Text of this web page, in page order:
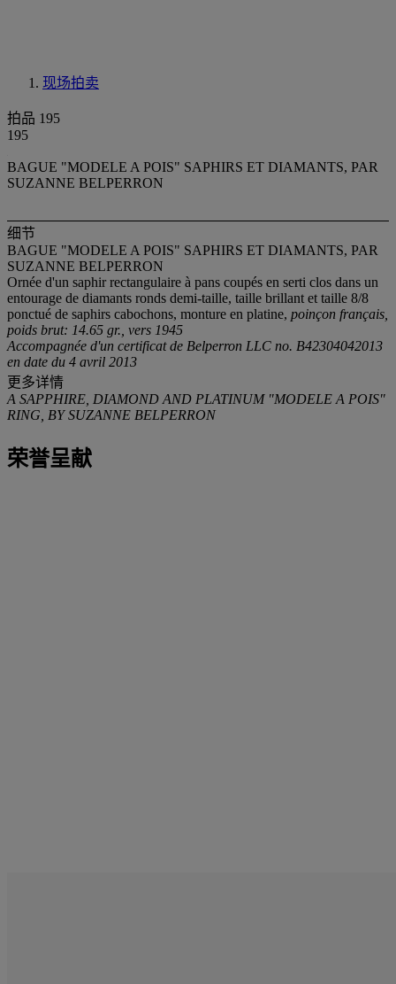
现场拍卖
拍品 195
195
BAGUE "MODELE A POIS" SAPHIRS ET DIAMANTS, PAR
SUZANNE BELPERRON
细节
BAGUE "MODELE A POIS" SAPHIRS ET DIAMANTS, PAR
SUZANNE BELPERRON
Ornée d'un saphir rectangulaire à pans coupés en serti clos dans un
entourage de diamants ronds demi-taille, taille brillant et taille 8/8
ponctué de saphirs cabochons, monture en platine, poinçon français,
poids brut: 14.65 gr., vers 1945
Accompagnée d'un certificat de Belperron LLC no. B42304042013
en date du 4 avril 2013
更多详情
A SAPPHIRE, DIAMOND AND PLATINUM "MODELE A POIS"
RING, BY SUZANNE BELPERRON
荣誉呈献